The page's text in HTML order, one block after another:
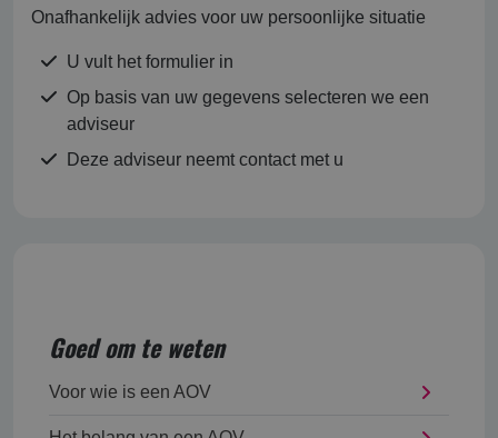
Onafhankelijk advies voor uw persoonlijke situatie
U vult het formulier in
Op basis van uw gegevens selecteren we een
adviseur
Deze adviseur neemt contact met u
Goed om te weten
Voor wie is een AOV